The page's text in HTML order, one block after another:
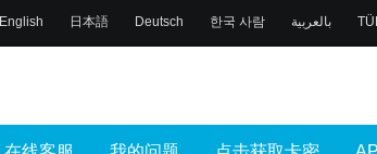
English 日本語 Deutsch 한국 사람 بالعربية